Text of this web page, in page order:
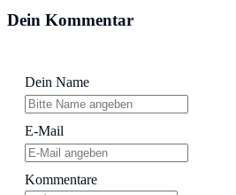
Dein Kommentar
Dein Name
E-Mail
Kommentare